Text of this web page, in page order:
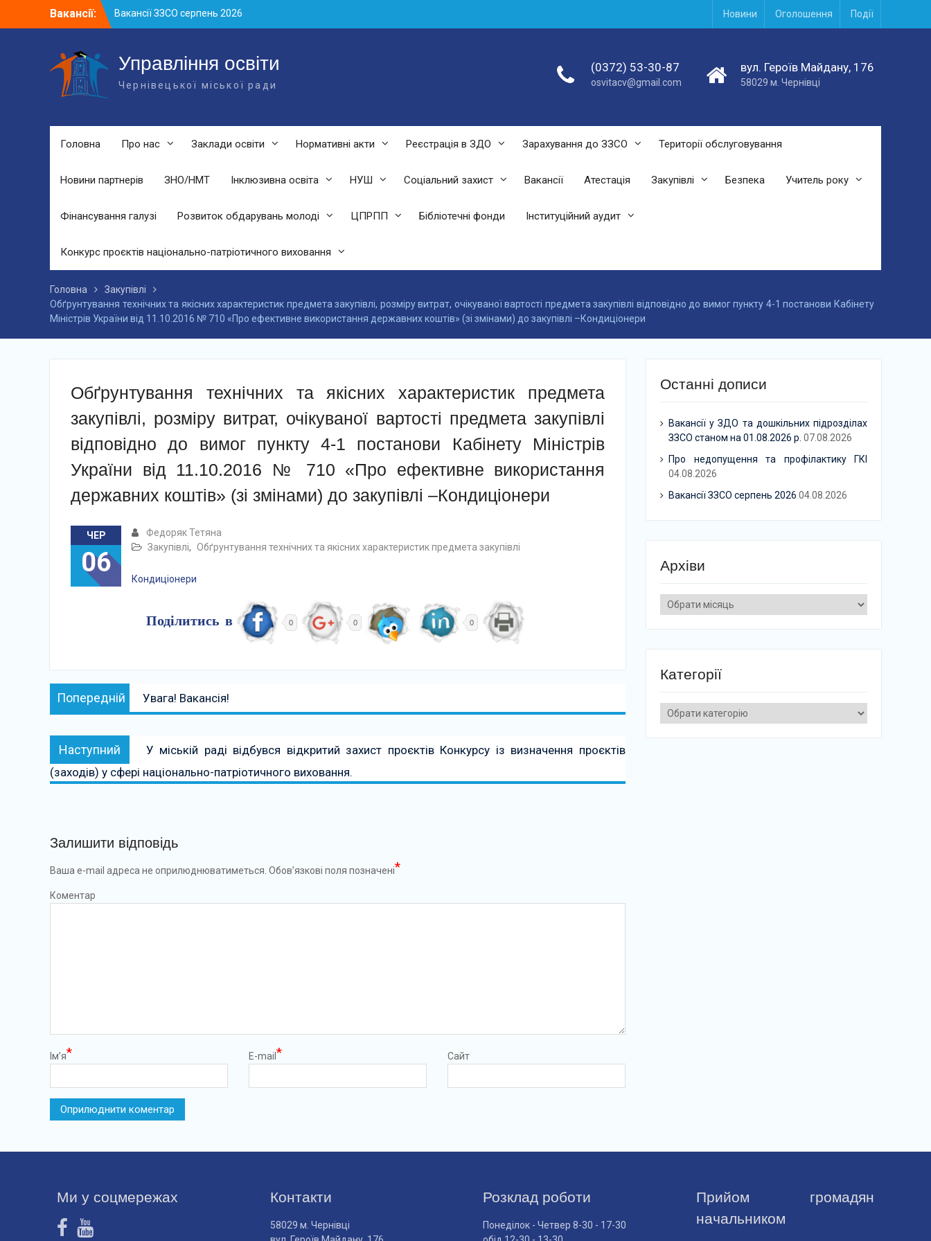
Вакансії:
Вакансії ЗЗСО серпень 2026
Вакансії ЗЗСО червень 2026
підрозділах ЗЗСО станом на 01.08.2026
р.
Новини Оголошення Події
Управління освіти
Чернівецької міської ради
(0372) 53-30-87
osvitacv@gmail.com
вул. Героїв Майдану, 176
58029 м. Чернівці
Головна Про нас Заклади освіти Нормативні акти Реєстрація в ЗДО Зарахування до ЗЗСО Території обслуговування
Новини партнерів ЗНО/НМТ Інклюзивна освіта НУШ Соціальний захист Вакансії Атестація Закупівлі Безпека Учитель року
Фінансування галузі Розвиток обдарувань молоді ЦПРПП Бібліотечні фонди Інституційний аудит
Конкурс проєктів національно-патріотичного виховання
Головна
Закупівлі
Обґрунтування технічних та якісних характеристик предмета закупівлі, розміру витрат, очікуваної вартості предмета закупівлі відповідно до вимог пункту 4-1 постанови Кабінету
Міністрів України від 11.10.2016 № 710 «Про ефективне використання державних коштів» (зі змінами) до закупівлі –Кондиціонери
Обґрунтування технічних та якісних характеристик предмета
закупівлі, розміру витрат, очікуваної вартості предмета закупівлі
відповідно до вимог пункту 4-1 постанови Кабінету Міністрів
України від 11.10.2016 № 710 «Про ефективне використання
державних коштів» (зі змінами) до закупівлі –Кондиціонери
ЧЕР
06
Федоряк Тетяна
Закупівлі, Обґрунтування технічних та якісних характеристик предмета закупівлі
Кондиціонери
Поділитись в 0 0 0
Навігація
записів
Попередній Попередній:
Увага! Вакансія!
Наступний Наступний:
У міській раді відбувся відкритий захист проєктів Конкурсу із визначення проєктів
(заходів) у сфері національно-патріотичного виховання.
Залишити відповідь
Ваша e-mail адреса не оприлюднюватиметься. Обов’язкові поля позначені*
Коментар
Ім’я* E-mail * Сайт
Останні дописи
Вакансії у ЗДО та дошкільних підрозділах
ЗЗСО станом на 01.08.2026 р. 07.08.2026
Про недопущення та профілактику ГКІ
04.08.2026
Вакансії ЗЗСО серпень 2026 04.08.2026
Архіви
Архіви
Категорії
Категорії
Ми у соцмережах Контакти
58029 м. Чернівці
Розклад роботи
Понеділок - Четвер 8-30 - 17-30
Прийом громадян
начальником